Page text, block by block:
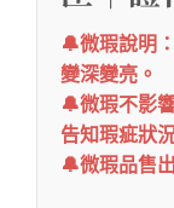
🔔微瑕說明
變深變亮。
🔔微瑕不影
告知瑕疵狀
🔔微瑕品售